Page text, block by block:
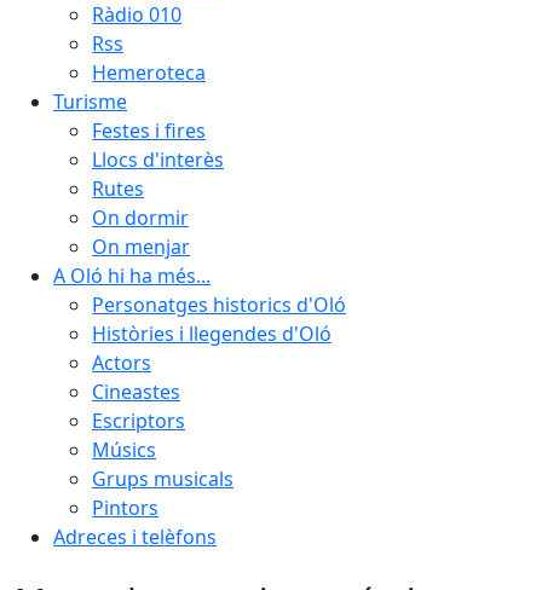
Ràdio 010
Rss
Hemeroteca
Turisme
Festes i fires
Llocs d'interès
Rutes
On dormir
On menjar
A Oló hi ha més...
Personatges historics d'Oló
Històries i llegendes d'Oló
Actors
Cineastes
Escriptors
Músics
Grups musicals
Pintors
Adreces i telèfons